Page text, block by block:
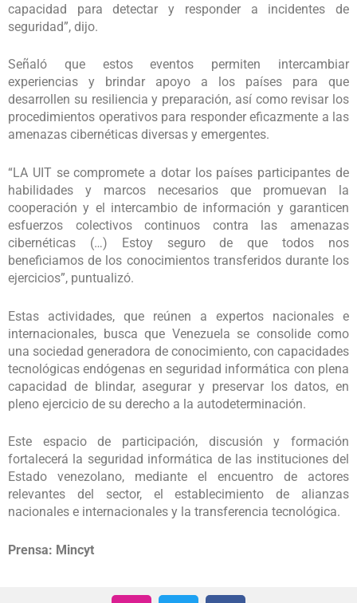
capacidad para detectar y responder a incidentes de
seguridad”, dijo.
Señaló que estos eventos permiten intercambiar
experiencias y brindar apoyo a los países para que
desarrollen su resiliencia y preparación, así como revisar los
procedimientos operativos para responder eficazmente a las
amenazas cibernéticas diversas y emergentes.
“LA UIT se compromete a dotar los países participantes de
habilidades y marcos necesarios que promuevan la
cooperación y el intercambio de información y garanticen
esfuerzos colectivos continuos contra las amenazas
cibernéticas (…) Estoy seguro de que todos nos
beneficiamos de los conocimientos transferidos durante los
ejercicios”, puntualizó.
Estas actividades, que reúnen a expertos nacionales e
internacionales, busca que Venezuela se consolide como
una sociedad generadora de conocimiento, con capacidades
tecnológicas endógenas en seguridad informática con plena
capacidad de blindar, asegurar y preservar los datos, en
pleno ejercicio de su derecho a la autodeterminación.
Este espacio de participación, discusión y formación
fortalecerá la seguridad informática de las instituciones del
Estado venezolano, mediante el encuentro de actores
relevantes del sector, el establecimiento de alianzas
nacionales e internacionales y la transferencia tecnológica.
Prensa: Mincyt